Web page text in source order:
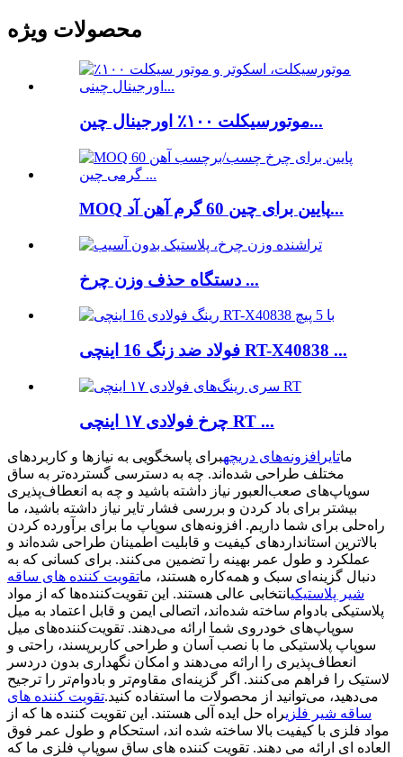
محصولات ویژه
موتورسیکلت ۱۰۰٪ اورجینال چین...
MOQ پایین برای چین 60 گرم آهن آد...
دستگاه حذف وزن چرخ ...
فولاد ضد زنگ 16 اینچی RT-X40838 ...
چرخ فولادی ۱۷ اینچی RT ...
ماتایر افزونه‌های دریچهبرای پاسخگویی به نیازها و کاربردهای
مختلف طراحی شده‌اند. چه به دسترسی گسترده‌تر به ساق
سوپاپ‌های صعب‌العبور نیاز داشته باشید و چه به انعطاف‌پذیری
بیشتر برای باد کردن و بررسی فشار تایر نیاز داشته باشید، ما
راه‌حلی برای شما داریم. افزونه‌های سوپاپ ما برای برآورده کردن
بالاترین استانداردهای کیفیت و قابلیت اطمینان طراحی شده‌اند و
عملکرد و طول عمر بهینه را تضمین می‌کنند. برای کسانی که به
دنبال گزینه‌ای سبک و همه‌کاره هستند، ماتقویت کننده های ساقه
شیر پلاستیکیانتخابی عالی هستند. این تقویت‌کننده‌ها که از مواد
پلاستیکی بادوام ساخته شده‌اند، اتصالی ایمن و قابل اعتماد به میل
سوپاپ‌های خودروی شما ارائه می‌دهند. تقویت‌کننده‌های میل
سوپاپ پلاستیکی ما با نصب آسان و طراحی کاربرپسند، راحتی و
انعطاف‌پذیری را ارائه می‌دهند و امکان نگهداری بدون دردسر
لاستیک را فراهم می‌کنند. اگر گزینه‌ای مقاوم‌تر و بادوام‌تر را ترجیح
می‌دهید، می‌توانید از محصولات ما استفاده کنید.تقویت کننده های
ساقه شیر فلزیراه حل ایده آلی هستند. این تقویت کننده ها که از
مواد فلزی با کیفیت بالا ساخته شده اند، استحکام و طول عمر فوق
العاده ای ارائه می دهند. تقویت کننده های ساق سوپاپ فلزی ما که